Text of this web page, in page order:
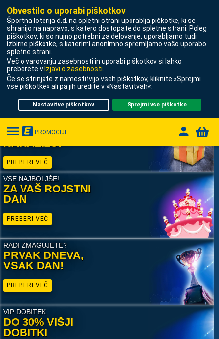
STAVE
V ŽIVO
E-IGRE
LUCKY 7
STAVE NA ŠTEVILKE
NAPOVEDNE IGRE
VIRTUALNE IGRE
Rezultati
Navodila in pomoč
Identifikacija listka
Prvak dneva
Obvestilo o uporabi piškotkov
Športna loterija d.d. na spletni strani uporablja piškotke, ki se
shranijo na napravo, s katero dostopate do spletne strani. Poleg
piškotkov, ki so nujno potrebni za delovanje, uporabljamo tudi
izbirne piškotke, s katerimi anonimno spremljamo vašo uporabo
spletne strani.
Več o varovanju zasebnosti in uporabi piškotkov si lahko
preberete v Izjavi o zasebnosti
Če se strinjate z namestitvijo vseh piškotkov, kliknite »Sprejmi
vse piškotke« ali pa jih uredite v »Nastavitvah«.
Nastavitve piškotkov Sprejmi vse piškotke
PROMOCIJE
24/7 LIVE
• REZULTATI V ŽIVO
• PODROBNOSTI
TEKEM
• VIDEO POVZETKI
BONUS ZA NOVE IGRALCE
100% BONUS
OB PRVEM
NAKAZILU!
PREBERI VEČ
VSE NAJBOLJŠE!
ZA VAŠ ROJSTNI
DAN
PREBERI VEČ
RADI ZMAGUJETE?
PRVAK DNEVA,
VSAK DAN!
PREBERI VEČ
VIP DOBITEK
DO 30% VIŠJI
DOBITKI